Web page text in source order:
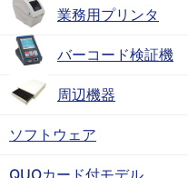
業務用プリンタ
バーコード検証機
周辺機器
ソフトウェア